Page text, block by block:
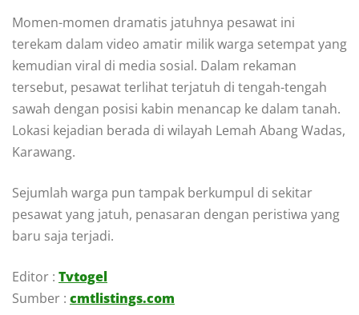
Momen-momen dramatis jatuhnya pesawat ini
terekam dalam video amatir milik warga setempat yang
kemudian viral di media sosial. Dalam rekaman
tersebut, pesawat terlihat terjatuh di tengah-tengah
sawah dengan posisi kabin menancap ke dalam tanah.
Lokasi kejadian berada di wilayah Lemah Abang Wadas,
Karawang.
Sejumlah warga pun tampak berkumpul di sekitar
pesawat yang jatuh, penasaran dengan peristiwa yang
baru saja terjadi.
Editor : Tvtogel
Sumber : cmtlistings.com